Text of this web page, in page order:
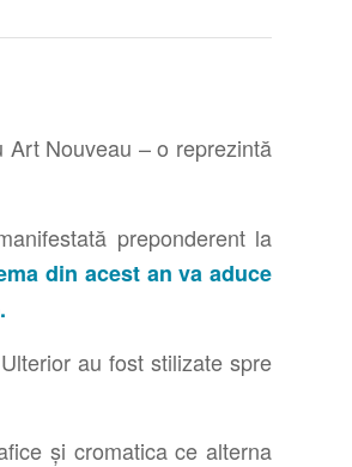
Nouveau – o reprezintă
preponderent la
din acest an va aduce
au fost stilizate spre
și cromatica ce alterna